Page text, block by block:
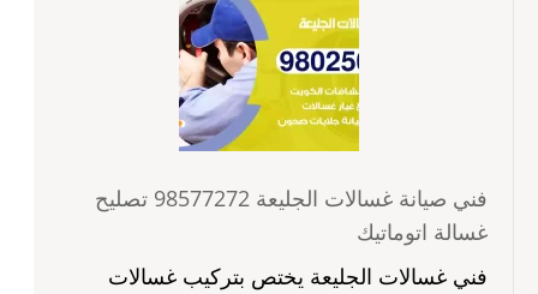
فني صيانة غسالات الجليعة 98577272 تصليح
غسالة اتوماتيك
فني غسالات الجليعة يختص بتركيب غسالات